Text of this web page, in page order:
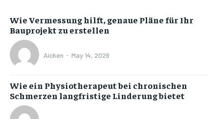
Wie Vermessung hilft, genaue Pläne für Ihr
Bauprojekt zu erstellen
Aicken - May 14, 2026
Wie ein Physiotherapeut bei chronischen
Schmerzen langfristige Linderung bietet